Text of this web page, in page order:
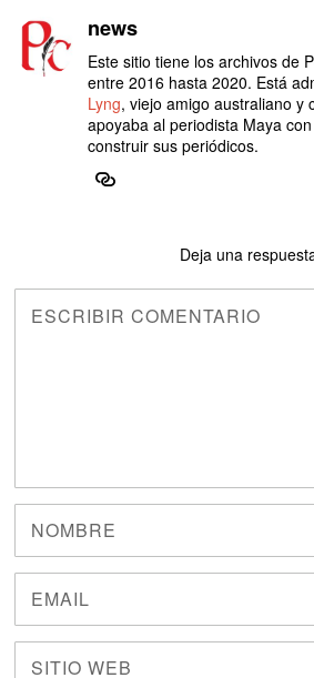
news
Este sitio tiene los archivos de
entre 2016 hasta 2020. Está
Lyng, viejo amigo australiano y
apoyaba al periodista Maya
construir sus periódicos.
Deja una